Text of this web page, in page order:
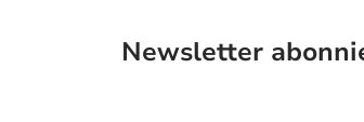
Newsletter